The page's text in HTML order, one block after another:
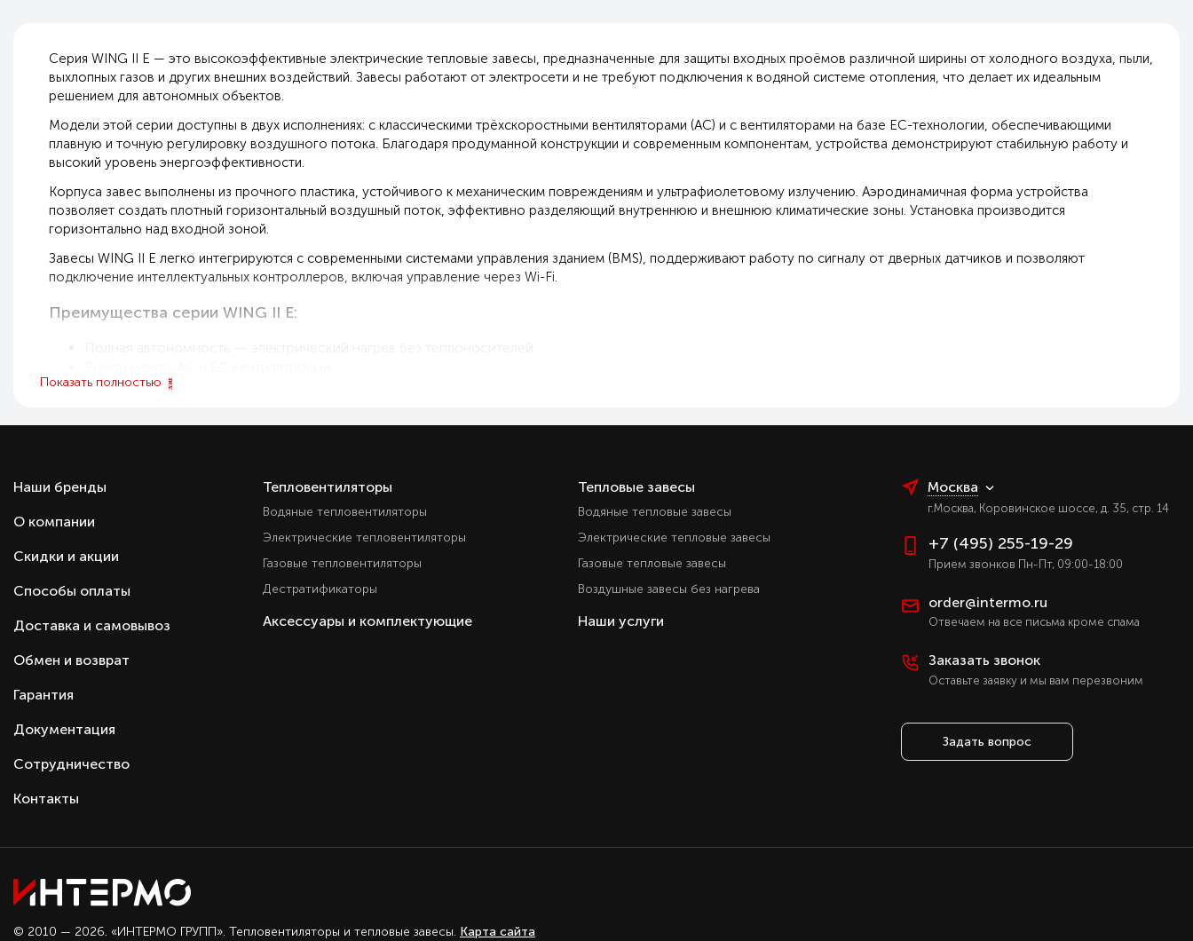
Серия WING II E — это высокоэффективные электрические тепловые завесы, предназначенные для защиты входных проёмов различной ширины от холодного воздуха, пыли,
выхлопных газов и других внешних воздействий. Завесы работают от электросети и не требуют подключения к водяной системе отопления, что делает их идеальным
решением для автономных объектов.
Модели этой серии доступны в двух исполнениях: с классическими трёхскоростными вентиляторами (AC) и с вентиляторами на базе EC-технологии, обеспечивающими
плавную и точную регулировку воздушного потока. Благодаря продуманной конструкции и современным компонентам, устройства демонстрируют стабильную работу и
высокий уровень энергоэффективности.
Корпуса завес выполнены из прочного пластика, устойчивого к механическим повреждениям и ультрафиолетовому излучению. Аэродинамичная форма устройства
позволяет создать плотный горизонтальный воздушный поток, эффективно разделяющий внутреннюю и внешнюю климатические зоны. Установка производится
горизонтально над входной зоной.
Завесы WING II E легко интегрируются с современными системами управления зданием (BMS), поддерживают работу по сигналу от дверных датчиков и позволяют
подключение интеллектуальных контроллеров, включая управление через Wi-Fi.
Преимущества серии WING II E:
Плавная или ступенчатая регулировка воздушного потока
Горизонтальная установка над проёмами различной ширины
Оптимальны для магазинов, кафе, офисов и административных зданий
Показать полностью
Наши бренды
О компании
Скидки и акции
Способы оплаты
Доставка и самовывоз
Обмен и возврат
Гарантия
Документация
Сотрудничество
Контакты
Тепловентиляторы
Водяные тепловентиляторы
Электрические тепловентиляторы
Газовые тепловентиляторы
Дестратификаторы
Аксессуары и комплектующие
Тепловые завесы
Водяные тепловые завесы
Электрические тепловые завесы
Газовые тепловые завесы
Воздушные завесы без нагрева
Наши услуги
Москва
г.Москва, Коровинское шоссе, д. 35, стр. 14
+7 (495) 255-19-29
Прием звонков Пн-Пт, 09:00-18:00
order@intermo.ru
Отвечаем на все письма кроме спама
Заказать звонок
Оставьте заявку и мы вам перезвоним
Задать вопрос
© 2010 — 2026. «ИНТЕРМО ГРУПП». Тепловентиляторы и тепловые завесы. Карта сайта